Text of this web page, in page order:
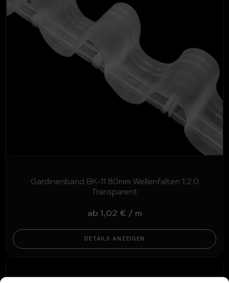
Gardinenband BK-11 80mm Wellenfalten 1:2.0
Transparent
ab 1,02 € / m
DETAILS ANZEIGEN